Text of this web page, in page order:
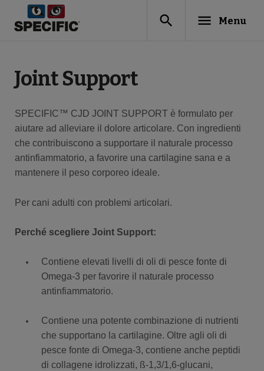
search menu Menu
Joint Support
SPECIFIC™ CJD JOINT SUPPORT è formulato per
aiutare ad alleviare il dolore articolare. Con ingredienti
che contribuiscono a supportare il naturale processo
antinfiammatorio, a favorire una cartilagine sana e a
mantenere il peso corporeo ideale.
Per cani adulti con problemi articolari.
Perché scegliere Joint Support:
Contiene elevati livelli di oli di pesce fonte di
Omega-3 per favorire il naturale processo
antinfiammatorio.
Contiene una potente combinazione di nutrienti
che supportano la cartilagine. Oltre agli oli di
pesce fonte di Omega-3, contiene anche peptidi
di collagene idrolizzati, ß-1,3/1,6-glucani,